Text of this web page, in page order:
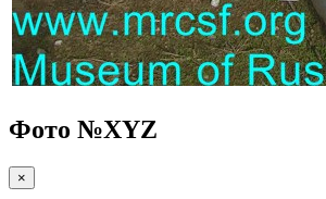
Фото №XYZ
×